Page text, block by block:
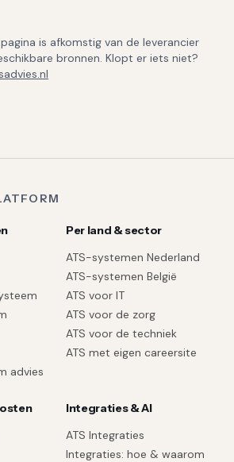
is afkomstig van de leverancier
bronnen. Klopt er iets niet?
advies
Per land & sector
ATS-systemen Nederland
ATS-systemen België
ATS voor IT
ATS voor de zorg
ATS voor de techniek
ATS met eigen careersite
Integraties & AI
ATS Integraties
Integraties: hoe & waarom